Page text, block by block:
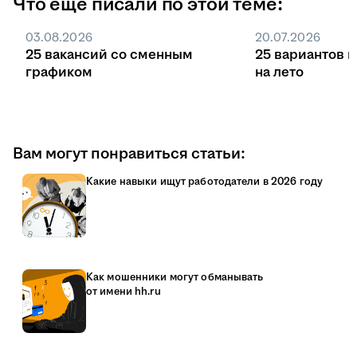
03.08.2026
25 вакансий со сменным
графиком
20.07.2026
25 вариантов
на лето
Вам могут понравиться статьи:
Какие навыки ищут работодатели в 2026 году
Как мошенники могут обманывать
от имени hh.ru